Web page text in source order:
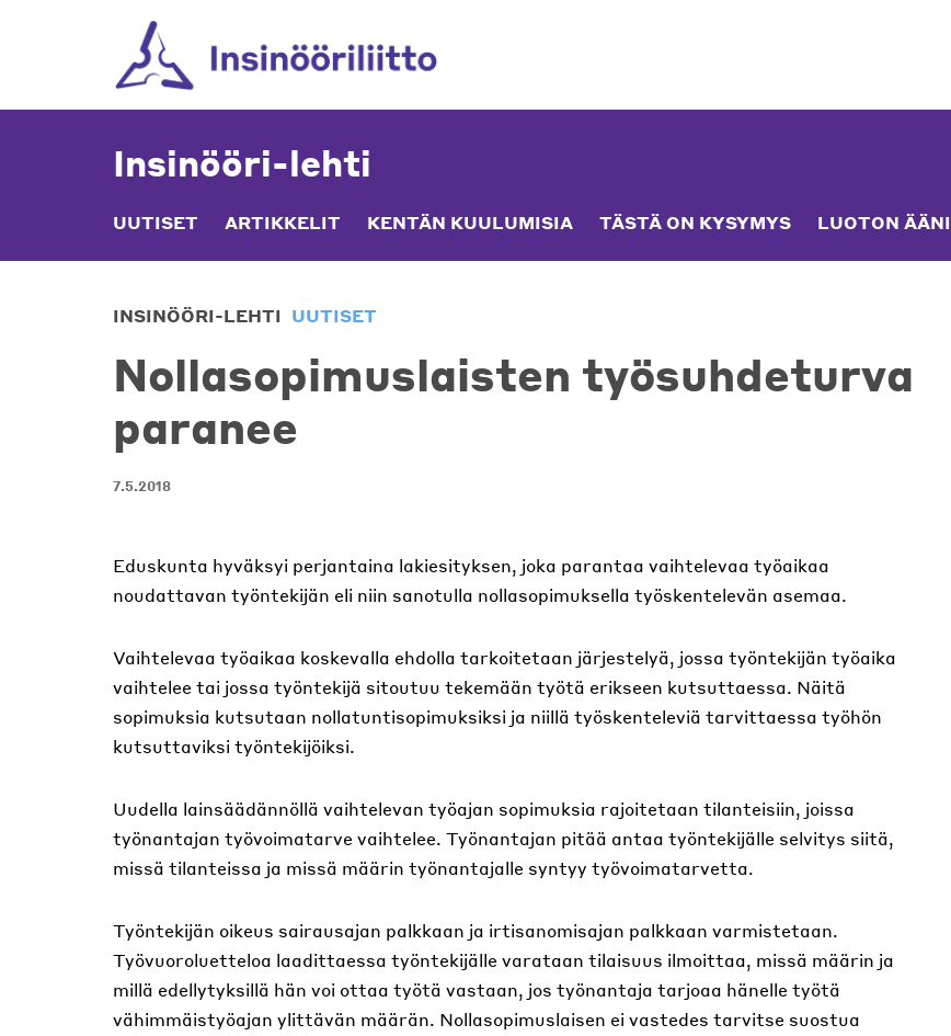
Insinööri-lehti
UUTISET ARTIKKELIT KENTÄN KUULUMISIA TÄSTÄ ON KYSYMYS LUOTON ÄÄNI
INSINÖÖRI-LEHTI UUTISET
Nollasopimuslaisten työsuhdeturva
paranee
7.5.2018
Eduskunta hyväksyi perjantaina lakiesityksen, joka parantaa vaihtelevaa työaikaa
noudattavan työntekijän eli niin sanotulla nollasopimuksella työskentelevän asemaa.
Vaihtelevaa työaikaa koskevalla ehdolla tarkoitetaan järjestelyä, jossa työntekijän työaika
vaihtelee tai jossa työntekijä sitoutuu tekemään työtä erikseen kutsuttaessa. Näitä
sopimuksia kutsutaan nollatuntisopimuksiksi ja niillä työskenteleviä tarvittaessa työhön
kutsuttaviksi työntekijöiksi.
Uudella lainsäädännöllä vaihtelevan työajan sopimuksia rajoitetaan tilanteisiin, joissa
työnantajan työvoimatarve vaihtelee. Työnantajan pitää antaa työntekijälle selvitys siitä,
missä tilanteissa ja missä määrin työnantajalle syntyy työvoimatarvetta.
Työntekijän oikeus sairausajan palkkaan ja irtisanomisajan palkkaan varmistetaan.
Työvuoroluetteloa laadittaessa työntekijälle varataan tilaisuus ilmoittaa, missä määrin ja
millä edellytyksillä hän voi ottaa työtä vastaan, jos työnantaja tarjoaa hänelle työtä
vähimmäistyöajan ylittävän määrän. Nollasopimuslaisen ei vastedes tarvitse suostua